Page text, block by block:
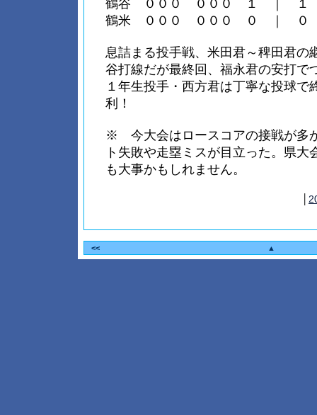
鶴谷 ０００ ０００ １ ｜ １
鶴米 ０００ ０００ ０ ｜ ０
息詰まる投手戦、米田君～稗田君の
谷打線だが最終回、福永君の安打で
１年生投手・西方君は丁寧な投球で
利！
※ 今大会はロースコアの接戦が多
ト失敗や走塁ミスが目立った。県大
も大事かもしれません。
<< ▲